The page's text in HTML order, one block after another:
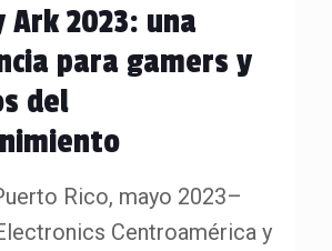
Ark 2023: una
para gamers y
del
Rico, mayo 2023–
Centroamérica y